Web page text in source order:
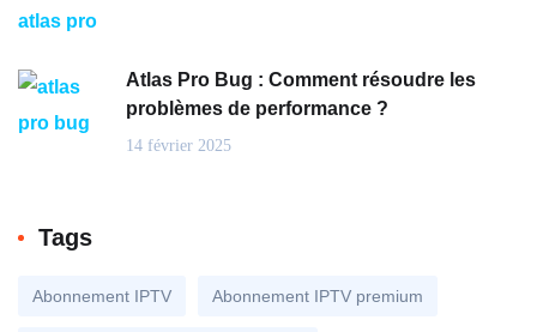
Atlas Pro Bug : Comment résoudre les
problèmes de performance ?
14 février 2025
Tags
Abonnement IPTV Abonnement IPTV premium